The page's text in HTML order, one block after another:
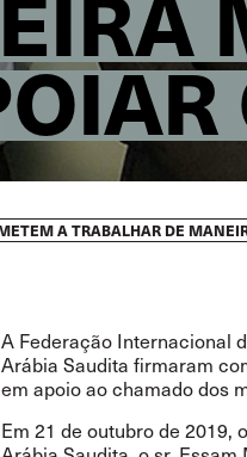
A TRABALHAR DE
A Federação Internacional
Arábia Saudita firmaram
em apoio ao chamado dos
Em 21 de outubro de 2019,